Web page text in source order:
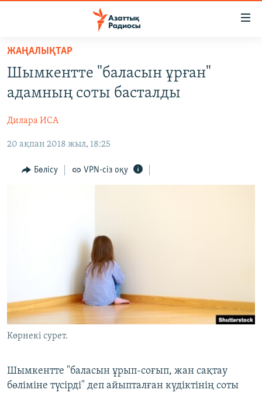
Skip
main
content
to
Navigation
ҚАҢТАР ОҚИҒАСЫ
АДАМ ҚҰҚЫҚТАРЫ
ӘЛЕУМЕТ
Басқа тілдерде
ЖАҢАЛЫҚТАР
Шымкентте "баласын ұрған"
адамның соты басталды
Дилара ИСА
20 ақпан 2018 жыл, 18:25
Бөлісу VPN-сіз оқу
Көрнекі сурет.
Шымкентте "баласын ұрып-соғып, жан сақтау
бөліміне түсірді" деп айыпталған күдіктінің соты